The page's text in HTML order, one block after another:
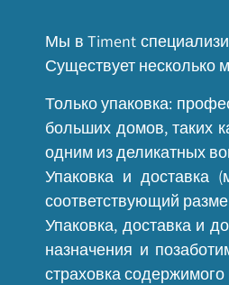
Мы в Timent
Существует несколько
Только упаковка:
больших домов, таких
одним из деликатных
Упаковка и доставка
соответствующий
Упаковка, доставка и
назначения и
страховка